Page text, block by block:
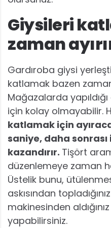
Giysileri
zaman
Gardıroba giysi
katlamak bazen
Mağazalarda
için kolay olmayabilir.
katlamak için
saniye, daha
kazandırır. Tişört
düzenlemeye zaman
Üstelik bunu,
askısından
makinesinden
yapabilirsiniz.